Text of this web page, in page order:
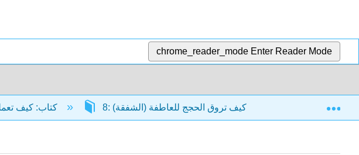
chrome_reader_mode Enter Reader Mode
كتاب: كيف تعمل الحجج - دليل كتابة وتحليل النصوص في الكلية (ميلز) 8: كيف تروق الحجج للعاطفة (الشفقة) 8.4: النغمة